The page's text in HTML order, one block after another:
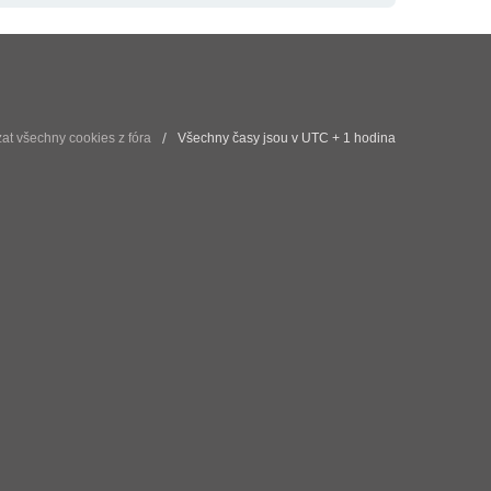
všechny cookies z fóra Všechny časy jsou v UTC + 1 hodina